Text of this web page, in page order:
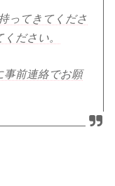
ってきてくださ
ださい。
事前連絡でお願